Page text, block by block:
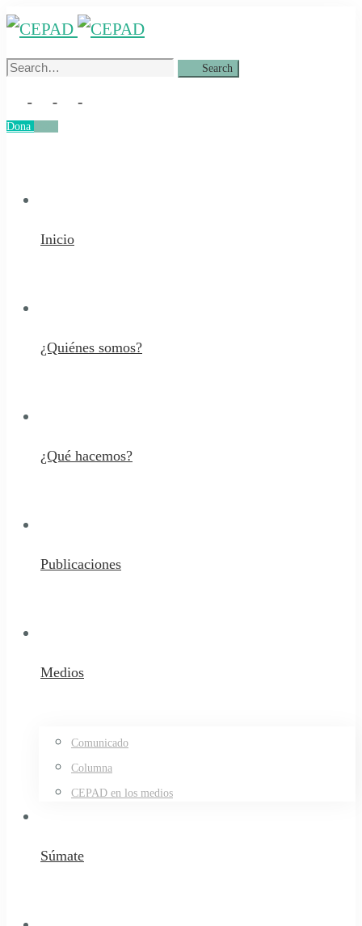
Search
Search
Dona
Inicio
¿Quiénes somos?
¿Qué hacemos?
Publicaciones
Medios
Comunicado
Columna
CEPAD en los medios
Súmate